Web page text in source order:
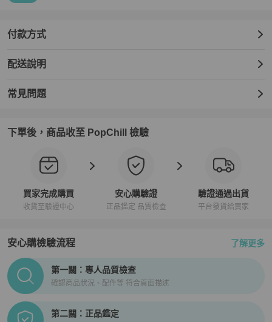
付款方式
配送說明
常見問題
下單後，商品收至 PopChill 檢驗
買家完成購買
收貨至驗證中心
安心購驗證
正品鑑定 品質檢查
驗證通過出貨
平台發貨給買家
安心購檢驗流程 了解更多
PopChill拍拍圈正品驗證、安心購檢驗流程介紹
第一關：專人品質檢查
確認商品狀況、配件等 符合頁面描述
第二關：正品鑑定